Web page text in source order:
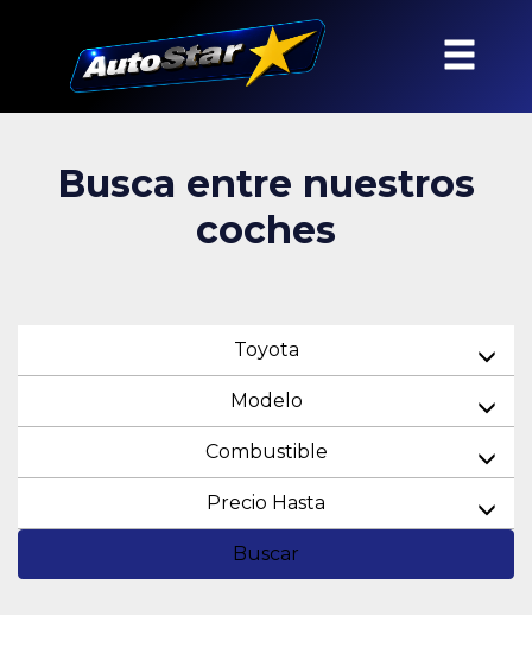
Busca entre nuestros
coches
Toyota
Modelo
Combustible
Precio Hasta
Buscar